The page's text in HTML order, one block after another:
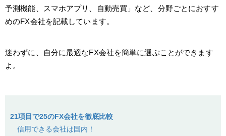
予測機能、スマホアプリ、自動売買」など、分野ごとにおすす
めのFX会社を記載しています。
迷わずに、自分に最適なFX会社を簡単に選ぶことができます
よ。
21項目で25のFX会社を徹底比較
信用できる会社は国内！